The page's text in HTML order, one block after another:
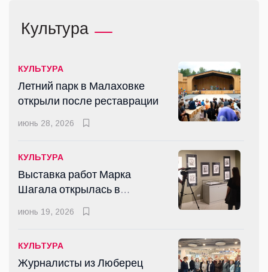
Почти двадцать медалей
тяжёлой атлетике в
Дзержинском
апр 15, 2026
КУЛЬТУРА
Выставка работ Марка
июнь 19, 2026
СПОРТ
Журнал рассказал
духовному развитию
июнь 17, 2026
Культура
КУЛЬТУРА
Летний парк в Малаховке
открыли после реставрации
июнь 28, 2026
КУЛЬТУРА
Выставка работ Марка
Шагала открылась в
июнь 19, 2026
КУЛЬТУРА
Журналисты из Люберец